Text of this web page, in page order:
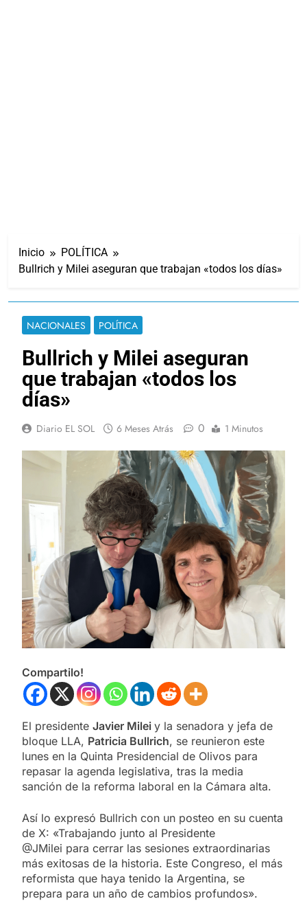
Inicio
POLÍTICA
Bullrich y Milei aseguran que trabajan «todos los días»
NACIONALES POLÍTICA
Bullrich y Milei aseguran
que trabajan «todos los
días»
Diario EL SOL 6 Meses Atrás 0 1 Minutos
Compartilo!
El presidente Javier Milei y la senadora y jefa de
bloque LLA, Patricia Bullrich, se reunieron este
lunes en la Quinta Presidencial de Olivos para
repasar la agenda legislativa, tras la media
sanción de la reforma laboral en la Cámara alta.
Así lo expresó Bullrich con un posteo en su cuenta
de X: «Trabajando junto al Presidente
@JMilei para cerrar las sesiones extraordinarias
más exitosas de la historia. Este Congreso, el más
reformista que haya tenido la Argentina, se
prepara para un año de cambios profundos».